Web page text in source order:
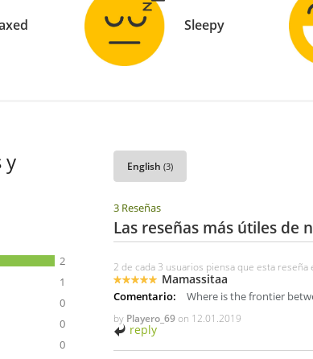
Sleepy
y
2
1
0
0
0
English(3)
3 Reseñas
Las reseñas más útiles de
2 de cada 3 usuarios piensa que esta reseña
Mamassitaa
Comentario: Where is the frontier
by Playero_69on 12.01.2019
reply